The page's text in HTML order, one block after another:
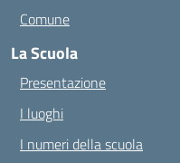
Comune
La Scuola
Presentazione
I luoghi
I numeri della scuola